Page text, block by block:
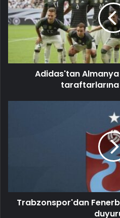
Adidas'tan Almanya
Trabzonspor'dan